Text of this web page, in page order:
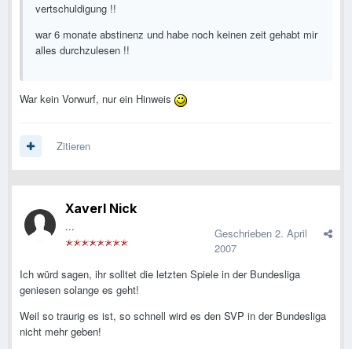
vertschuldigung !!
war 6 monate abstinenz und habe noch keinen zeit gehabt mir
alles durchzulesen !!
War kein Vorwurf, nur ein Hinweis
Zitieren
Xaverl Nick
... Geschrieben 2. April
2007
Ich würd sagen, ihr solltet die letzten Spiele in der Bundesliga
geniesen solange es geht!
Weil so traurig es ist, so schnell wird es den SVP in der Bundesliga
nicht mehr geben!